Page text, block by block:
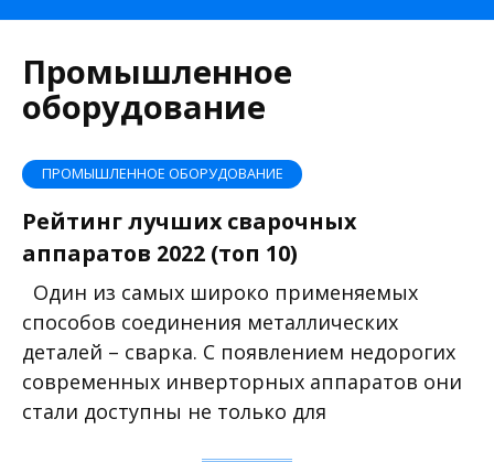
Промышленное
оборудование
ПРОМЫШЛЕННОЕ ОБОРУДОВАНИЕ
Рейтинг лучших сварочных
аппаратов 2022 (топ 10)
Один из самых широко применяемых
способов соединения металлических
деталей – сварка. С появлением недорогих
современных инверторных аппаратов они
стали доступны не только для